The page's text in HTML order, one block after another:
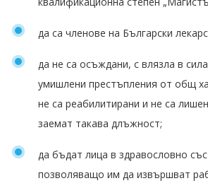
да са членове на Български
да не са осъждани, с влязла в
умишлени престъпления от общ
не са реабилитирани и не са
заемат такава длъжност;
да бъдат лица в здравословно
позволяващо им да извършват